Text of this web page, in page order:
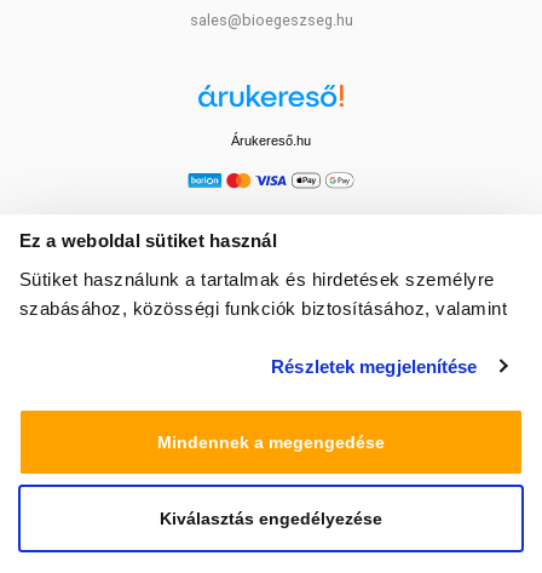
Ez a weboldal sütiket használ
Sütiket használunk a tartalmak és hirdetések személyre
szabásához, közösségi funkciók biztosításához, valamint
média-, hirdető- és elemező partnereinkkel megosztjuk az
amelyeket Ön adott meg számukra vagy az Ön által
használt más szolgáltatásokból gyűjtöttek.
Részletek megjelenítése
Mindennek a megengedése
Kiválasztás engedélyezése
sales@bioegeszseg.hu
Árukereső.hu